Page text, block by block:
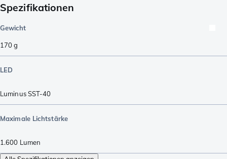
Spezifikationen
Gewicht
170g
LED
Luminus SST-40
Maximale Lichtstärke
1.600 Lumen